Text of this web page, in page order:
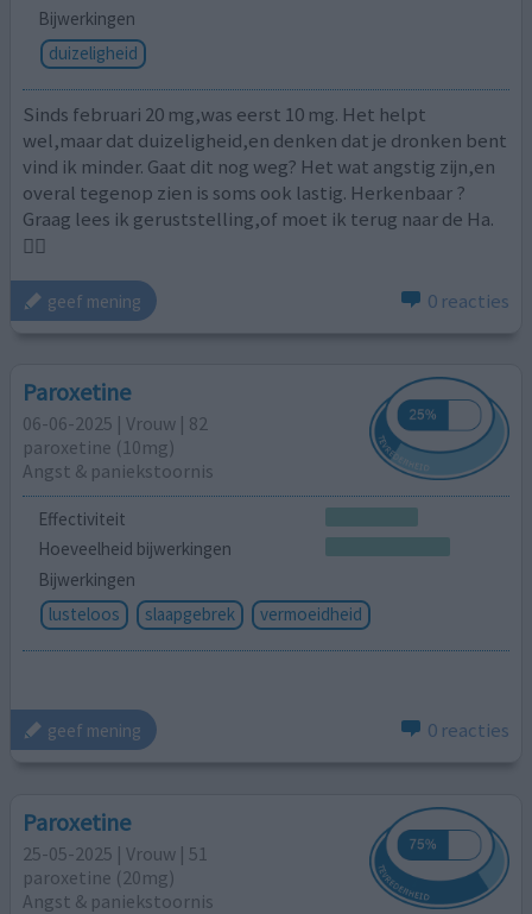
Bijwerkingen
duizeligheid
Sinds februari 20 mg,was eerst 10 mg. Het helpt
wel,maar dat duizeligheid,en denken dat je dronken bent
vind ik minder. Gaat dit nog weg? Het wat angstig zijn,en
overal tegenop zien is soms ook lastig. Herkenbaar ?
Graag lees ik geruststelling,of moet ik terug naar de Ha.
🤷‍♀️
geef mening 0 reacties
Paroxetine
06-06-2025 | Vrouw | 82
paroxetine (10mg)
Angst & paniekstoornis
Effectiviteit
Hoeveelheid bijwerkingen
Bijwerkingen
lusteloos
slaapgebrek vermoeidheid
geef mening 0 reacties
Paroxetine
25-05-2025 | Vrouw | 51
paroxetine (20mg)
Angst & paniekstoornis